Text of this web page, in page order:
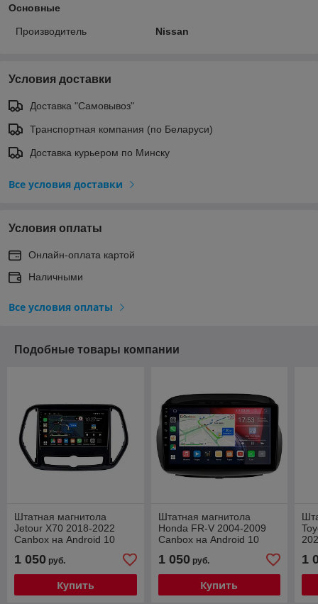
Основные
Производитель Nissan
Условия доставки
Доставка "Самовывоз"
Транспортная компания (по Беларуси)
Доставка курьером по Минску
Все условия доставки
Условия оплаты
Онлайн-оплата картой
Наличными
Все условия оплаты
Подобные товары компании
Штатная магнитола
Jetour X70 2018-2022
Canbox на Android 10
(4G-SIM, 2/32, DSP, QLed)
1 050 руб.
Купить
Штатная магнитола
Honda FR-V 2004-2009
Canbox на Android 10
(4G-SIM, 2/32, TS18, DSP,
QLed)
1 050руб.
Купить
1